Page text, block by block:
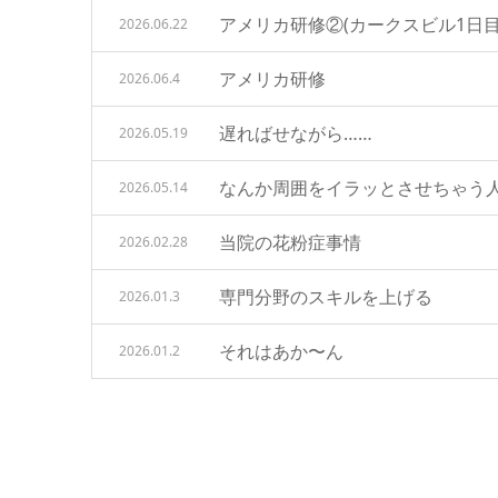
アメリカ研修②(カークスビル1日
2026.06.22
アメリカ研修
2026.06.4
遅ればせながら……
2026.05.19
なんか周囲をイラッとさせちゃう
2026.05.14
当院の花粉症事情
2026.02.28
専門分野のスキルを上げる
2026.01.3
それはあか〜ん
2026.01.2